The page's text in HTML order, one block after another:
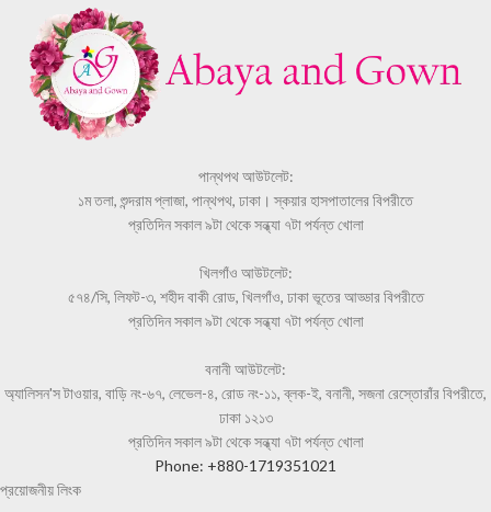
পান্থপথ আউটলেট:
১ম তলা, শুন্দরাম প্লাজা, পান্থপথ, ঢাকা। স্কয়ার হাসপাতালের বিপরীতে
প্রতিদিন সকাল ৯টা থেকে সন্ধ্যা ৭টা পর্যন্ত খোলা
খিলগাঁও আউটলেট:
৫৭৪/সি, লিফট-৩, শহীদ বাকী রোড, খিলগাঁও, ঢাকা ভূতের আড্ডার বিপরীতে
প্রতিদিন সকাল ৯টা থেকে সন্ধ্যা ৭টা পর্যন্ত খোলা
বনানী আউটলেট:
অ্যালিসন'স টাওয়ার, বাড়ি নং-৬৭, লেভেল-৪, রোড নং-১১, ব্লক-ই, বনানী, সজনা রেস্তোরাঁর বিপরীতে,
ঢাকা ১২১৩
প্রতিদিন সকাল ৯টা থেকে সন্ধ্যা ৭টা পর্যন্ত খোলা
Phone: +880-1719351021
প্রয়োজনীয় লিংক